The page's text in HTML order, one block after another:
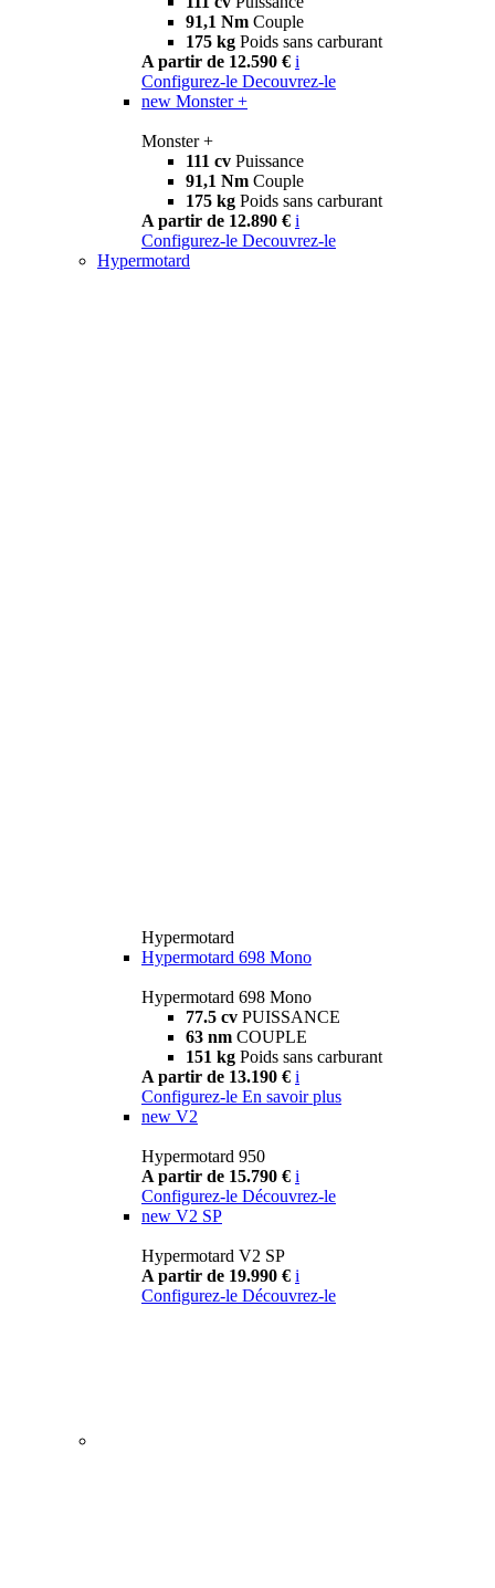
91,1 Nm Couple
175 kg Poids sans carburant
A partir de 12.590 € i
Configurez-le Decouvrez-le
new Monster +
Monster +
111 cv Puissance
91,1 Nm Couple
175 kg Poids sans carburant
A partir de 12.890 € i
Configurez-le Decouvrez-le
Hypermotard
Hypermotard
Hypermotard 698 Mono
Hypermotard 698 Mono
77.5 cv PUISSANCE
63 nm COUPLE
151 kg Poids sans carburant
A partir de 13.190 € i
Configurez-le En savoir plus
new V2
Hypermotard 950
A partir de 15.790 € i
Configurez-le Découvrez-le
new V2 SP
Hypermotard V2 SP
A partir de 19.990 € i
Configurez-le Découvrez-le